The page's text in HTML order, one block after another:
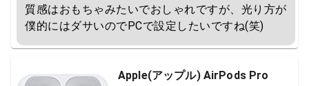
質感はおもちゃみたいでおしゃれですが、光り方が
僕的にはダサいのでPCで設定したいですね(笑)
Apple(アップル) AirPods Pro